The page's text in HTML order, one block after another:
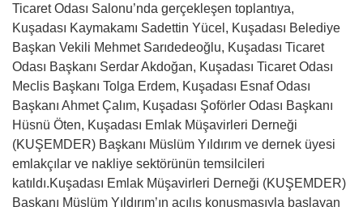
Ticaret Odası Salonu’nda gerçekleşen toplantıya,
Kuşadası Kaymakamı Sadettin Yücel, Kuşadası Belediye
Başkan Vekili Mehmet Sarıdedeoğlu, Kuşadası Ticaret
Odası Başkanı Serdar Akdoğan, Kuşadası Ticaret Odası
Meclis Başkanı Tolga Erdem, Kuşadası Esnaf Odası
Başkanı Ahmet Çalım, Kuşadası Şoförler Odası Başkanı
Hüsnü Öten, Kuşadası Emlak Müşavirleri Derneği
(KUŞEMDER) Başkanı Müslüm Yıldırım ve dernek üyesi
emlakçılar ve nakliye sektörünün temsilcileri
katıldı.Kuşadası Emlak Müşavirleri Derneği (KUŞEMDER)
Başkanı Müslüm Yıldırım’ın açılış konuşmasıyla başlayan